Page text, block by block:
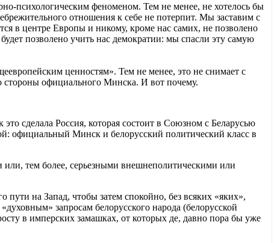
психологическим феноменом. Тем не менее, не хотелось бы
отношения к себе не потерпит. Мы заставим с
в центре Европы и никому, кроме нас самих, не позволено
позволено учить нас демократии: мы спасли эту самую
ценностям». Тем не менее, это не снимает с
официального Минска. И вот почему.
сделала Россия, которая состоит в Союзном с Беларусью
официальный Минск и белорусский политический класс в
или, тем более, серьезными внешнеполитическими или
пути на Запад, чтобы затем спокойно, без всяких «яких»,
запросам белорусского народа (белорусской
в имперских замашках, от которых де, давно пора бы уже